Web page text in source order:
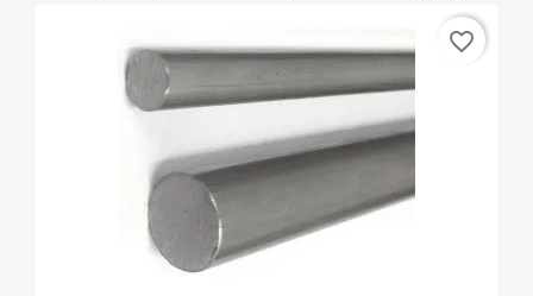
favorite_border